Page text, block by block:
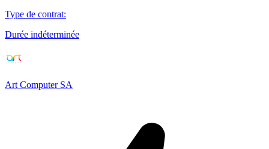
Type de contrat:
Durée indéterminée
Art Computer SA